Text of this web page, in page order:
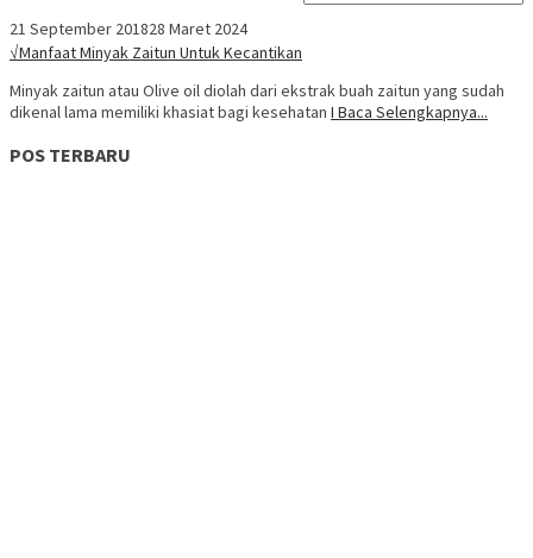
21 September 201828 Maret 2024
√Manfaat Minyak Zaitun Untuk Kecantikan
Minyak zaitun atau Olive oil diolah dari ekstrak buah zaitun yang sudah
dikenal lama memiliki khasiat bagi kesehatan I Baca Selengkapnya...
POS TERBARU